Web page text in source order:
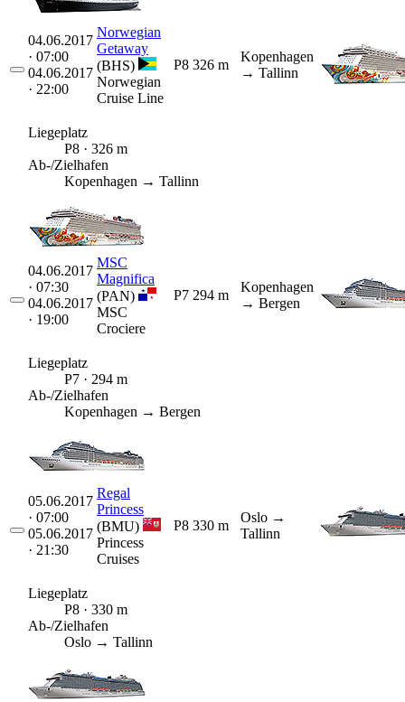
04.06.2017
· 07:00
04.06.2017
· 22:00
Norwegian
Getaway
(BHS)
Norwegian
Cruise Line
P8 326 m
Kopenhagen
→ Tallinn
Liegeplatz
P8 · 326 m
Ab-/Zielhafen
Kopenhagen → Tallinn
04.06.2017
· 07:30
04.06.2017
· 19:00
MSC
Magnifica
(PAN)
MSC
Crociere
P7 294 m
Kopenhagen
→ Bergen
Liegeplatz
P7 · 294 m
Ab-/Zielhafen
Kopenhagen → Bergen
05.06.2017
· 07:00
05.06.2017
· 21:30
Regal
Princess
(BMU)
Princess
Cruises
P8 330 m
Oslo →
Tallinn
Liegeplatz
P8 · 330 m
Ab-/Zielhafen
Oslo → Tallinn